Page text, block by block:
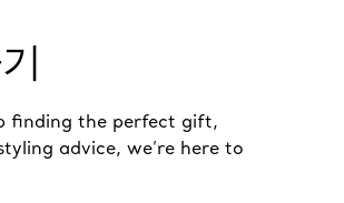
finding the perfect gift,
advice, we’re here to